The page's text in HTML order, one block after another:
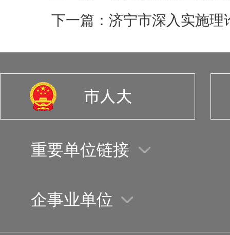
下一篇：济宁市深入实施理
重要单位链接
企事业单位